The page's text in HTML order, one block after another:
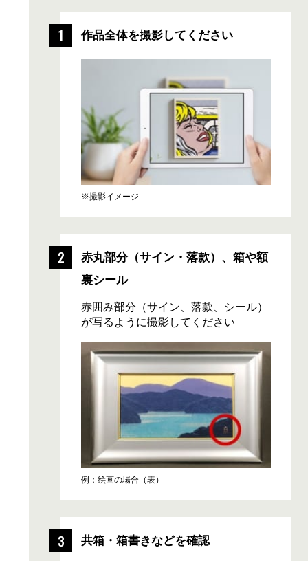
作品全体を撮影してください
※撮影イメージ
赤丸部分 （サイン・落款）、箱や額
裏シール
赤囲み部分（サイン、落款、シール）
が写るように撮影してください
例：絵画の場合（表）
共箱・箱書きなどを確認